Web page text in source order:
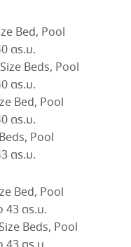
Bed, Pool
ตร.ม.
Beds, Pool
ตร.ม.
Bed, Pool
ตร.ม.
Pool
ตร.ม.
Bed, Pool
43 ตร.ม.
Beds, Pool